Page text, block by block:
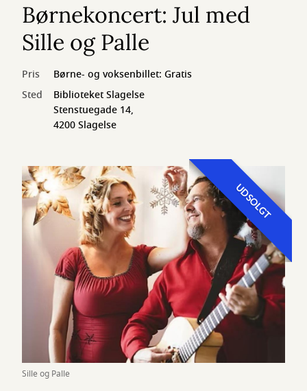
Sille og Palle
UDSOLGT
Børnekoncert: Jul med
Sille og Palle
Pris
Børne- og voksenbillet: Gratis
Sted
Biblioteket Slagelse
Stenstuegade 14,
4200 Slagelse